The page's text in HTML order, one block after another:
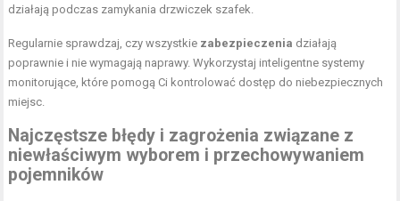
działają podczas zamykania drzwiczek szafek.
Regularnie sprawdzaj, czy wszystkie zabezpieczenia działają
poprawnie i nie wymagają naprawy. Wykorzystaj inteligentne systemy
monitorujące, które pomogą Ci kontrolować dostęp do niebezpiecznych
miejsc.
Najczęstsze błędy i zagrożenia związane z
niewłaściwym wyborem i przechowywaniem
pojemników